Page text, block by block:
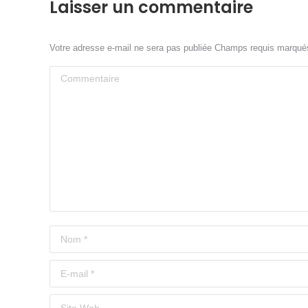
Laisser un commentaire
Votre adresse e-mail ne sera pas publiée Champs requis
Commentaire
Nom *
E-mail *
Site Web